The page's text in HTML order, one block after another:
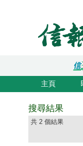
主頁
搜尋結果
共 2 個結果